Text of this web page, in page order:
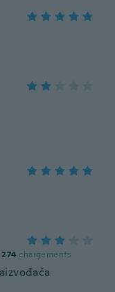
274 chargements